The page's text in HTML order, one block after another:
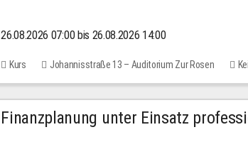
26.08.2026 07:00 bis 26.08.2026 14:00
Kurs Johannisstraße 13 – Auditorium Zur Rosen
Finanzplanung unter Einsatz